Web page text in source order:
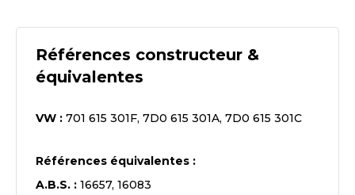
Références constructeur &
équivalentes
VW : 701 615 301F, 7D0 615 301A, 7D0 615 301C
Références équivalentes :
A.B.S. : 16657, 16083